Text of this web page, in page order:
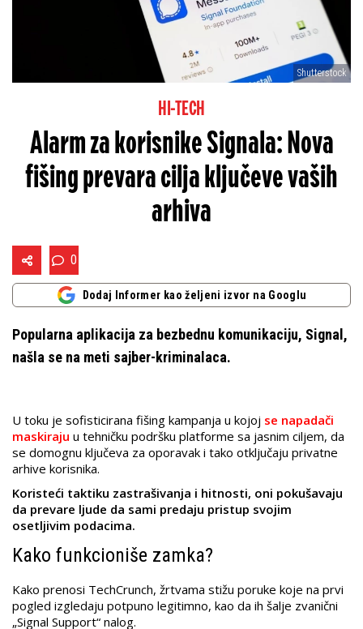
Shutterstock
HI-TECH
Alarm za korisnike Signala: Nova
fišing prevara cilja ključeve vaših
arhiva
0
Dodaj Informer kao željeni izvor na Googlu
Popularna aplikacija za bezbednu komunikaciju, Signal,
našla se na meti sajber-kriminalaca.
U toku je sofisticirana fišing kampanja u kojoj se napadači
maskiraju u tehničku podršku platforme sa jasnim ciljem, da
se domognu ključeva za oporavak i tako otključaju privatne
arhive korisnika.
Koristeći taktiku zastrašivanja i hitnosti, oni pokušavaju
da prevare ljude da sami predaju pristup svojim
osetljivim podacima.
Kako funkcioniše zamka?
Kako prenosi TechCrunch, žrtvama stižu poruke koje na prvi
pogled izgledaju potpuno legitimno, kao da ih šalje zvanični
„Signal Support“ nalog.